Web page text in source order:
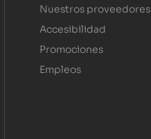
Nuestros proveedores
Accesibilidad
Promociones
Empleos